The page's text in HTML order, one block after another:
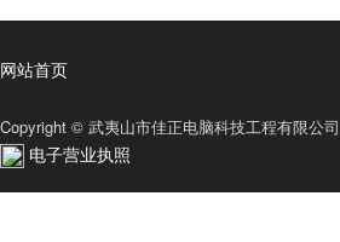
网站首页
Copyright © 武夷山市佳正电脑科技工程有限公
电子营业执照